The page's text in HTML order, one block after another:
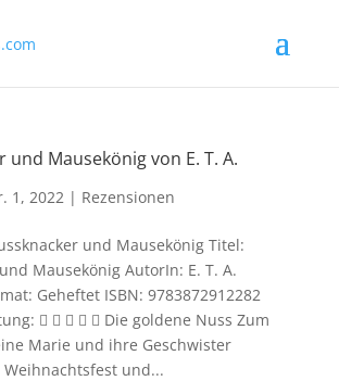
und Mausekönig von E. T. A.
1, 2022| Rezensionen
und Mausekönig Titel:
Mausekönig AutorIn: E. T. A.
Geheftet ISBN: 9783872912282
     Die goldene Nuss Zum
Marie und ihre Geschwister
und...